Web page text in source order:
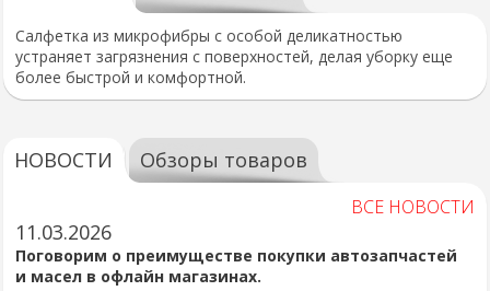
Салфетка из микрофибры с особой деликатностью
устраняет загрязнения с поверхностей, делая уборку еще
более быстрой и комфортной.
НОВОСТИ Обзоры товаров
ВСЕ НОВОСТИ
11.03.2026
Поговорим о преимуществе покупки автозапчастей
и масел в офлайн магазинах.